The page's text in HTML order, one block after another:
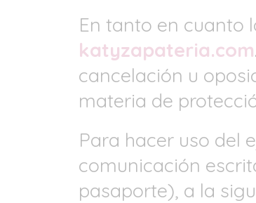
En tanto en cuanto
katyzapateria.com
cancelación u
materia de
Para hacer uso del
comunicación
pasaporte), a la